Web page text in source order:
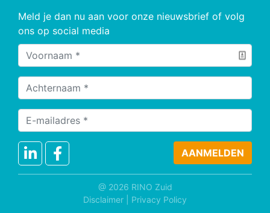
Meld je dan nu aan voor onze nieuwsbrief of volg
ons op social media
@ 2026 RINO Zuid
Disclaimer
Privacy Policy